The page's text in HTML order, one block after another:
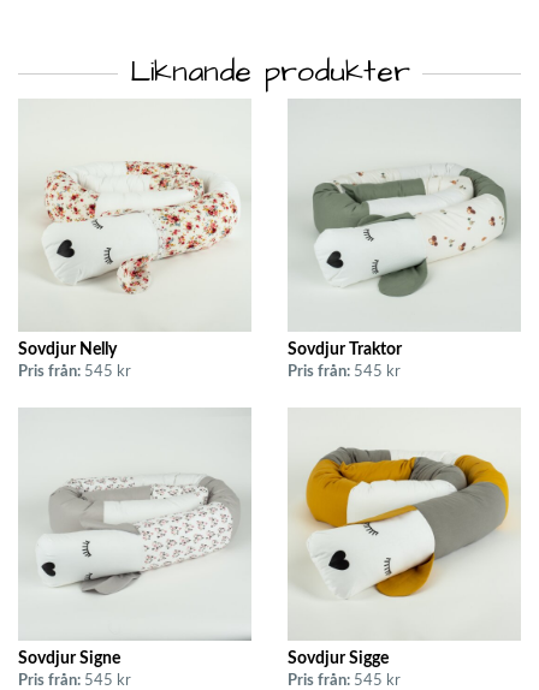
Liknande produkter
Sovdjur Nelly
Pris från: 545 kr
Sovdjur Traktor
Pris från: 545 kr
Sovdjur Signe
Pris från: 545 kr
Sovdjur Sigge
Pris från: 545 kr